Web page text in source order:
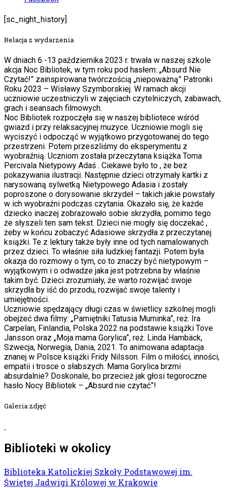
[sc_night_history]
Relacja z wydarzenia
W dniach 6 -13 października 2023 r. trwała w naszej szkole
akcja Noc Bibliotek, w tym roku pod hasłem: „Absurd Nie
Czytać!” zainspirowana twórczością „niepoważną” Patronki
Roku 2023 – Wisławy Szymborskiej. W ramach akcji
uczniowie uczestniczyli w zajęciach czytelniczych, zabawach,
grach i seansach filmowych.
Noc Bibliotek rozpoczęła się w naszej bibliotece wśród
gwiazd i przy relaksacyjnej muzyce. Uczniowie mogli się
wyciszyć i odpocząć w wyjątkowo przygotowanej do tego
przestrzeni. Potem przeszliśmy do eksperymentu z
wyobraźnią. Uczniom została przeczytana książka Toma
Percivala Nietypowy Adaś . Ciekawe było to , że bez
pokazywania ilustracji. Następnie dzieci otrzymały kartki z
narysowaną sylwetką Nietypowego Adasia i zostały
poproszone o dorysowanie skrzydeł – takich jakie powstały
w ich wyobraźni podczas czytania. Okazało się, że każde
dziecko inaczej zobrazowało sobie skrzydła, pomimo tego
że słyszeli ten sam tekst. Dzieci nie mogły się doczekać ,
żeby w końcu zobaczyć Adasiowe skrzydła z przeczytanej
książki. Te z lektury także były inne od tych namalowanych
przez dzieci. To właśnie siła ludzkiej fantazji. Potem była
okazja do rozmowy o tym, co to znaczy być nietypowym –
wyjątkowym i o odwadze jaka jest potrzebna by właśnie
takim być. Dzieci zrozumiały, że warto rozwijać swoje
skrzydła by iść do przodu, rozwijać swoje talenty i
umiejętności.
Uczniowie spędzający długi czas w świetlicy szkolnej mogli
obejżeć dwa filmy: „Pamiętniki Tatusia Muminka”, reż. Ira
Carpelan, Finlandia, Polska 2022 na podstawie książki Tove
Jansson oraz „Moja mama Gorylica”, reż. Linda Hambäck,
Szwecja, Norwegia, Dania, 2021. To animowana adaptacja
znanej w Polsce książki Fridy Nilsson. Film o miłości, inności,
empatii i trosce o słabszych. Mama Gorylica brzmi
absurdalnie? Doskonale, bo przecież jak głosi tegoroczne
hasło Nocy Bibliotek – „Absurd nie czytać”!
Galeria zdjęć
Biblioteki w okolicy
Biblioteka Katolickiej Szkoły Podstawowej im.
Świętej Jadwigi Królowej w Krakowie